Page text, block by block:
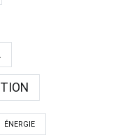
ÉNERGIE